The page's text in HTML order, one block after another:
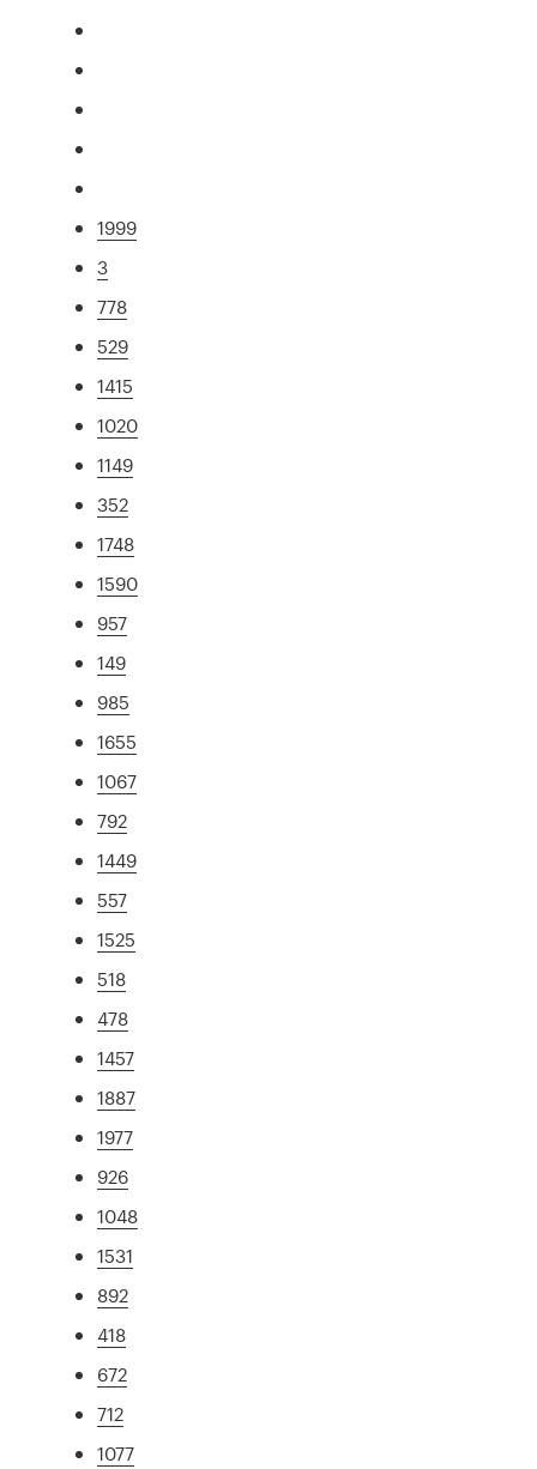
1999
3
778
529
1415
1020
1149
352
1748
1590
957
149
985
1655
1067
792
1449
557
1525
518
478
1457
1887
1977
926
1048
1531
892
418
672
712
1077